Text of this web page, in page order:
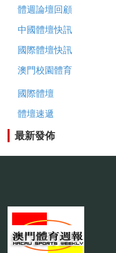
體週論壇回顧
中國體壇快訊
國際體壇快訊
澳門校園體育
國際體壇
體壇速遞
最新發佈